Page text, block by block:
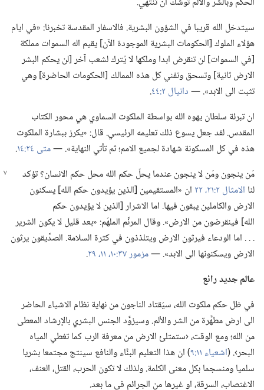
سيتدخل الله قريبا في الشؤون البشرية.‏ فالاسفار المقدسة تخبرنا:‏ «في ايام
هؤلاء الملوك [الحكومات البشرية الموجودة الآن] يقيم اله السموات مملكة
[في السموات] لن تنقرض ابدا وملكها لا يُترك لشعب آخر [لن يحكم البشر
الارض ثانية] وتسحق وتفني كل هذه الممالك [الحكومات الحاضرة] وهي
تثبت الى الابد».‏ —‏دانيال ٢:‏٤٤
‏.‏
ان تبرئة سلطان يهوه الله بواسطة الملكوت السماوي هي محور الكتاب
المقدس.‏ لقد جعل يسوع ذلك تعليمه الرئيسي.‏ قال:‏ «يكرز ببشارة الملكوت
هذه في كل المسكونة شهادة لجميع الامم؛‏ ثم تأتي النهاية».‏ —‏متى ٢٤:‏١٤
‏.‏
مَن ينجون ومَن لا ينجون عندما يحلّ حكم الله محل حكم الانسان؟‏ تؤكد
لنا الامثال ٢:‏٢١،‏ ٢٢
ان «المستقيمين [الذين يؤيدون حكم الله] يسكنون
الارض والكاملين يبقون فيها.‏ اما الاشرار [الذين لا يؤيدون حكم
الله] فينقرضون من الارض».‏ وقال المرنِّم الملهَم:‏ «بعد قليل لا يكون الشرير
.‏ .‏ .‏ اما الودعاء فيرثون الارض ويتلذذون في كثرة السلامة.‏ الصدِّيقون يرثون
الارض ويسكنونها الى الابد».‏ —‏مزمور ٣٧:‏١٠،‏ ١١،‏
‏.‏
عالم جديد رائع
في ظل حكم ملكوت الله،‏ سيُقتاد الناجون من نهاية نظام الاشياء الحاضر
الى ارض مطهَّرة من الشر والألم.‏ وسيزوَّد الجنس البشري بالإرشاد المعطى
من الله؛‏ ومع الوقت،‏ ‹ستمتلئ الارض من معرفة الرب كما تغطي المياه
البحر›.‏ (‏اشعياء ١١:‏٩
‏)‏ ان هذا التعليم البنَّاء والنافع سينتج مجتمعا بشريا
سلميا ومنسجما بكل معنى الكلمة.‏ ولذلك لا تكون الحرب،‏ القتل،‏ العنف،‏
الاغتصاب،‏ السرقة،‏ او غيرها من الجرائم في ما بعد.‏